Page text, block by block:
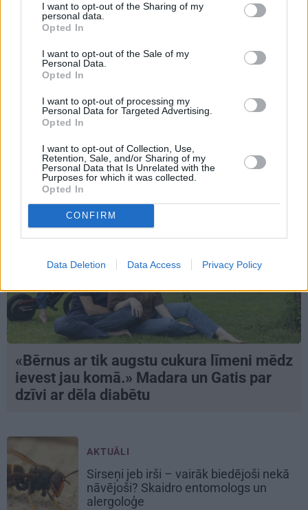
I want to opt-out of the Sharing of my
personal data.
Opted In
I want to opt-out of the Sale of my
Personal Data.
Opted In
I want to opt-out of processing my
Personal Data for Targeted Advertising.
Opted In
I want to opt-out of Collection, Use,
Retention, Sale, and/or Sharing of my
Personal Data that Is Unrelated with the
Purposes for which it was collected.
Opted In
CONFIRM
Data Deletion Data Access Privacy Policy
«Līdz pēdējam brīdim viņš tai sievietei ticēja…» Alda
Drēģera sievas un drauga atmiņu stāsts
IEVAS VESELĪBA
STIPRAIS STĀSTS
«Bērnus ar tik augstu cukura līmeni mēdz
ievest jau komā.» Madara un Gatis par
dzīvi ar dēla diabētu
AKTUĀLI
Sirseņi jeb irši – vairāk biedējoši nekā
nāvējoši? Skaidro entomologs un
alergoloģe